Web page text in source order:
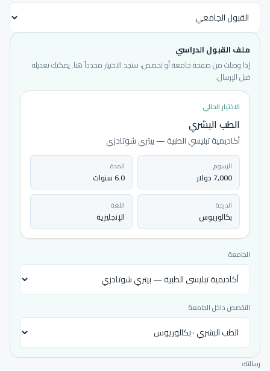
ملف القبول الدراسي
إذا وصلت من صفحة جامعة أو تخصص، ستجد الاختيار محدداً هنا. يمكنك تعديله
قبل الإرسال.
الاختيار الحالي
الطب البشري
أكاديمية تبليسي الطبية — بيتري شوتادزي
الرسوم
7,000 دولار
المدة
6.0 سنوات
الدرجة
بكالوريوس
اللغة
الإنجليزية
الجامعة
التخصص داخل الجامعة
رسالتك